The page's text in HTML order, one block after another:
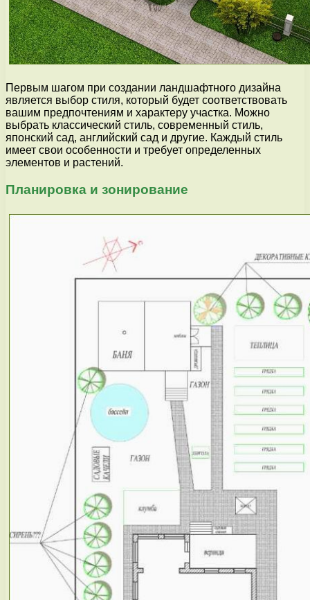
Первым шагом при создании ландшафтного дизайна
является выбор стиля, который будет соответствовать
вашим предпочтениям и характеру участка. Можно
выбрать классический стиль, современный стиль,
японский сад, английский сад и другие. Каждый стиль
имеет свои особенности и требует определенных
элементов и растений.
Планировка и зонирование